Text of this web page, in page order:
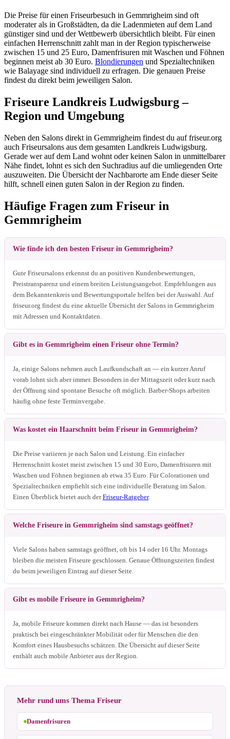
Die Preise für einen Friseurbesuch in Gemmrigheim sind oft
moderater als in Großstädten, da die Ladenmieten auf dem Land
günstiger sind und der Wettbewerb übersichtlich bleibt. Für einen
einfachen Herrenschnitt zahlt man in der Region typischerweise
zwischen 15 und 25 Euro, Damenfrisuren mit Waschen und Föhnen
beginnen meist ab 30 Euro. Blondierungen und Spezialtechniken
wie Balayage sind individuell zu erfragen. Die genauen Preise
findest du direkt beim jeweiligen Salon.
Friseure Landkreis Ludwigsburg –
Region und Umgebung
Neben den Salons direkt in Gemmrigheim findest du auf friseur.org
auch Friseursalons aus dem gesamten Landkreis Ludwigsburg.
Gerade wer auf dem Land wohnt oder keinen Salon in unmittelbarer
Nähe findet, lohnt es sich den Suchradius auf die umliegenden Orte
auszuweiten. Die Übersicht der Nachbarorte am Ende dieser Seite
hilft, schnell einen guten Salon in der Region zu finden.
Häufige Fragen zum Friseur in
Gemmrigheim
Wie finde ich den besten Friseur in Gemmrigheim?
Gute Friseursalons erkennst du an positiven Kundenbewertungen,
Preistransparenz und einem breiten Leistungsangebot. Empfehlungen aus
dem Bekanntenkreis und Bewertungsportale helfen bei der Auswahl. Auf
friseur.org findest du eine aktuelle Übersicht der Salons in Gemmrigheim
mit Adressen und Kontaktdaten.
Gibt es in Gemmrigheim einen Friseur ohne Termin?
Ja, einige Salons nehmen auch Laufkundschaft an — ein kurzer Anruf
vorab lohnt sich aber immer. Besonders in der Mittagszeit oder kurz nach
der Öffnung sind spontane Besuche oft möglich. Barber-Shops arbeiten
häufig ohne feste Terminvergabe.
Was kostet ein Haarschnitt beim Friseur in Gemmrigheim?
Die Preise variieren je nach Salon und Leistung. Ein einfacher
Herrenschnitt kostet meist zwischen 15 und 30 Euro, Damenfrisuren mit
Waschen und Föhnen beginnen ab etwa 35 Euro. Für Colorationen und
Spezialtechniken empfiehlt sich eine individuelle Beratung im Salon.
Einen Überblick bietet auch derFriseur-Ratgeber.
Welche Friseure in Gemmrigheim sind samstags geöffnet?
Viele Salons haben samstags geöffnet, oft bis 14 oder 16 Uhr. Montags
bleiben die meisten Friseure geschlossen. Genaue Öffnungszeiten findest
du beim jeweiligen Eintrag auf dieser Seite.
Gibt es mobile Friseure in Gemmrigheim?
Ja, mobile Friseure kommen direkt nach Hause — das ist besonders
praktisch bei eingeschränkter Mobilität oder für Menschen die den
Komfort eines Hausbesuchs schätzen. Die Übersicht auf dieser Seite
enthält auch mobile Anbieter aus der Region.
Mehr rund ums Thema Friseur
Damenfrisuren